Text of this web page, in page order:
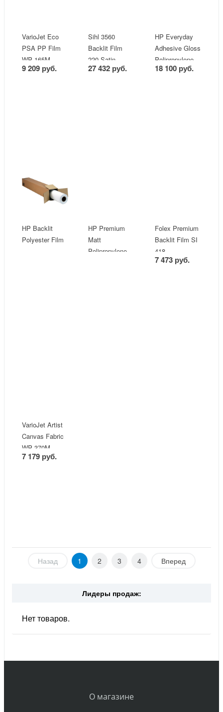
VarioJet Eco
PSA PP Film
WP 165M
9 209 руб.
Sihl 3560
Backlit Film
220 Satin
27 432 руб.
HP Everyday
Adhesive Gloss
Polipropylene
18 100 руб.
HP Backlit
Polyester Film
HP Premium
Matt
Polipropylene
Folex Premium
Backlit Film SI
418
7 473 руб.
VarioJet Artist
Canvas Fabric
WP 370M
7 179 руб.
Назад 1 2 3 4 Вперед
Лидеры продаж:
Нет товаров.
О магазине